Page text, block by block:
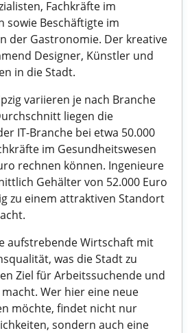
Fachkräfte im
sowie Beschäftigte im
der Gastronomie. Der kreative
Designer, Künstler und
in die Stadt.
variieren je nach Branche
liegen die
IT-Branche bei etwa 50.000
im Gesundheitswesen
rechnen können. Ingenieure
Gehälter von 52.000 Euro
zu einem attraktiven Standort
aufstrebende Wirtschaft mit
was die Stadt zu
Ziel für Arbeitssuchende und
Wer hier eine neue
möchte, findet nicht nur
sondern auch eine